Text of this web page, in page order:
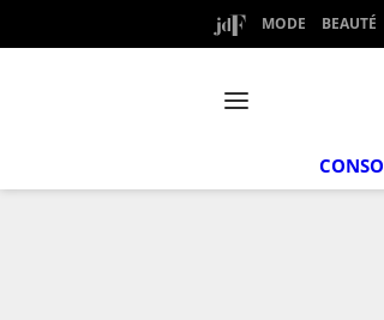
MODE BEAUTÉ
CONSO